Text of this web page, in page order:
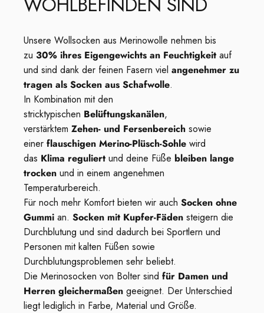
Unsere Wollsocken aus Merinowolle nehmen bis
zu 30% ihres Eigengewichts an Feuchtigkeit auf
und sind dank der feinen Fasern viel angenehmer zu
tragen als Socken aus Schafwolle.
In Kombination mit den
stricktypischen Belüftungskanälen,
verstärktem Zehen- und Fersenbereich sowie
einer flauschigen Merino-Plüsch-Sohle wird
das Klima reguliert und deine Füße bleiben lange
trocken und in einem angenehmen
Temperaturbereich.
Für noch mehr Komfort bieten wir auch Socken ohne
Gummi an. Socken mit Kupfer-Fäden steigern die
Durchblutung und sind dadurch bei Sportlern und
Personen mit kalten Füßen sowie
Durchblutungsproblemen sehr beliebt.
Die Merinosocken von Bolter sind für Damen und
Herren gleichermaßen geeignet. Der Unterschied
liegt lediglich in Farbe, Material und Größe.